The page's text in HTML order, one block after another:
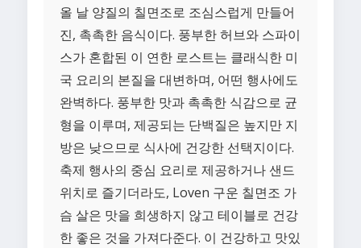
올 날 양질의 칠면조로 조심스럽게 만들어
진, 촉촉한 음식이다. 풍부한 허브와 스파이
스가 혼합된 이 연한 로스트는 클래식한 미
국 요리의 본질을 대변하며, 어떤 행사에도
완벽하다. 풍부한 맛과 촉촉한 식감으로 균
형을 이루며, 제공되는 단백질은 높지만 지
방은 낮으므로 식사에 건강한 선택지이다.
축제 행사의 중심 요리로 제공하거나 샌드
위치로 즐기더라도, Loven 구운 칠면조 가
슴 살은 맛을 희생하지 않고 테이블로 건강
한 좋은 것을 가져다준다. 이 건강하고 맛있